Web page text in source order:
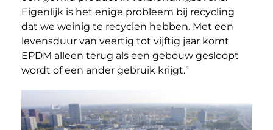
Eigenlijk is het enige probleem bij recycling
dat we weinig te recyclen hebben. Met een
levensduur van veertig tot vijftig jaar komt
EPDM alleen terug als een gebouw gesloopt
wordt of een ander gebruik krijgt.”